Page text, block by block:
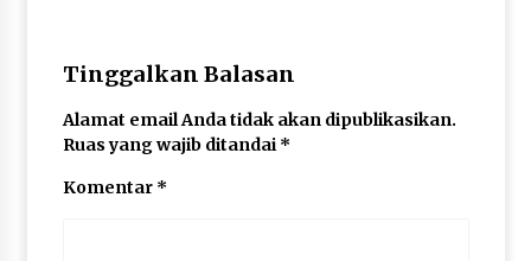
Tinggalkan Balasan
Alamat email Anda tidak akan dipublikasikan.
Ruas yang wajib ditandai *
Komentar *